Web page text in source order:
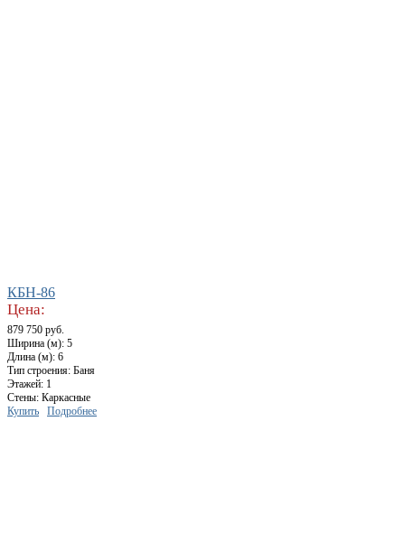
КБН-86
Цена:
879 750 руб.
Ширина (м): 5
Длина (м): 6
Тип строения: Баня
Этажей: 1
Стены: Каркасные
Купить
Подробнее